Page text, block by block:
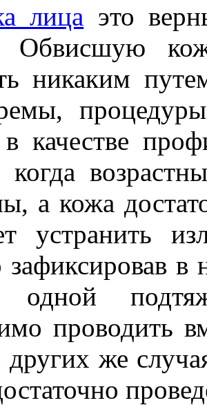
лица это
Обвисшую
никаким
качестве
когда
а кожа
устранить
зафиксировав
одной
проводить
других же